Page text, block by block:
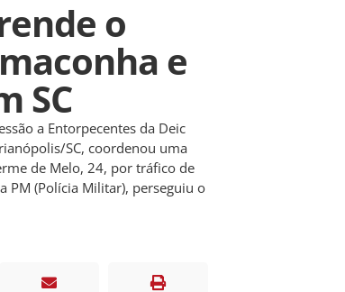
o
e
SC
a Entorpecentes da Deic
SC, coordenou uma
de Melo, 24, por tráfico de
PM (Polícia Militar), perseguiu o